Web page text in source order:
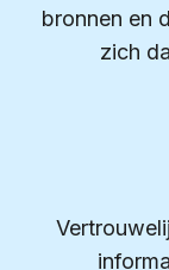
bronnen en
zich